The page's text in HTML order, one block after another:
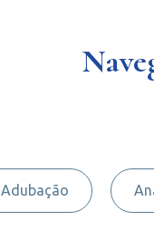
Adubação